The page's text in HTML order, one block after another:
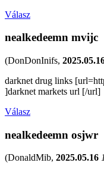
Válasz
nealkedeemn mvijc
(DonDonInifs,
darknet drug links
]darknet markets url [/url]
Válasz
nealkedeemn osjwr
(DonaldMib, 2025.05.16